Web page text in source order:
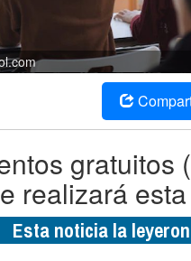
gratuitos
realizará
Esta noticia la